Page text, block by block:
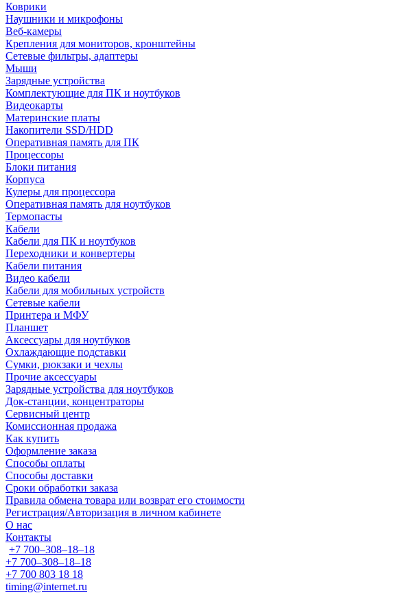
Коврики
Наушники и микрофоны
Веб-камеры
Крепления для мониторов, кронштейны
Сетевые фильтры, адаптеры
Мыши
Зарядные устройства
Комплектующие для ПК и ноутбуков
Видеокарты
Материнские платы
Накопители SSD/HDD
Оперативная память для ПК
Процессоры
Блоки питания
Корпуса
Кулеры для процессора
Оперативная память для ноутбуков
Термопасты
Кабели
Кабели для ПК и ноутбуков
Переходники и конвертеры
Кабели питания
Видео кабели
Кабели для мобильных устройств
Сетевые кабели
Принтера и МФУ
Планшет
Аксессуары для ноутбуков
Охлаждающие подставки
Сумки, рюкзаки и чехлы
Прочие аксессуары
Зарядные устройства для ноутбуков
Док-станции, концентраторы
Сервисный центр
Комиссионная продажа
Как купить
Оформление заказа
Способы оплаты
Способы доставки
Сроки обработки заказа
Правила обмена товара или возврат его стоимости
Регистрация/Авторизация в личном кабинете
О нас
Контакты
+7 700‒308‒18‒18
+7 700‒308‒18‒18
+7 700 803 18 18
timing@internet.ru